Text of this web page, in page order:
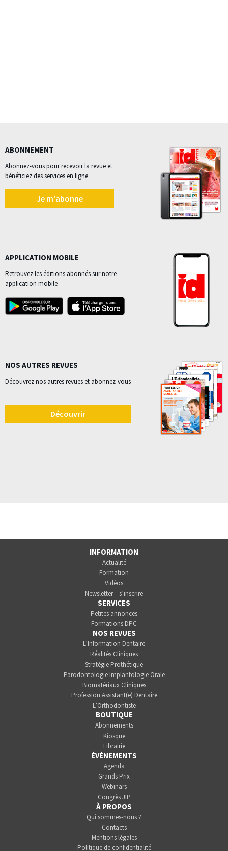
ABONNEMENT
Abonnez-vous pour recevoir la revue et
bénéficiez des services en ligne
Je m'abonne
APPLICATION MOBILE
Retrouvez les éditions abonnés sur notre
application mobile
NOS AUTRES REVUES
Découvrez nos autres revues et abonnez-vous
Découvrir
INFORMATION
Actualité
Formation
Vidéos
Newsletter – s’inscrire
SERVICES
Petites annonces
Formations DPC
NOS REVUES
L’Information Dentaire
Réalités Cliniques
Stratégie Prothétique
Parodontologie Implantologie Orale
Biomatériaux Cliniques
Profession Assistant(e) Dentaire
L’Orthodontiste
BOUTIQUE
Abonnements
Kiosque
Librairie
ÉVÉNEMENTS
Agenda
Grands Prix
Webinars
Congrès JIP
À PROPOS
Qui sommes-nous ?
Contacts
Mentions légales
Politique de confidentialité